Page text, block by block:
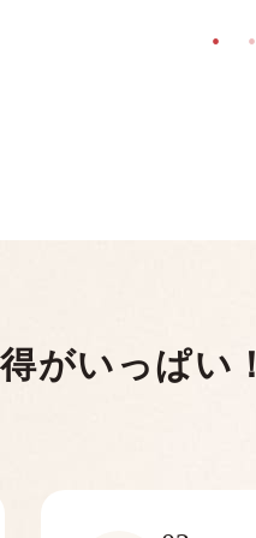
がいっぱい！